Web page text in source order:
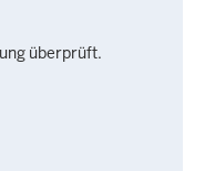
überprüft.